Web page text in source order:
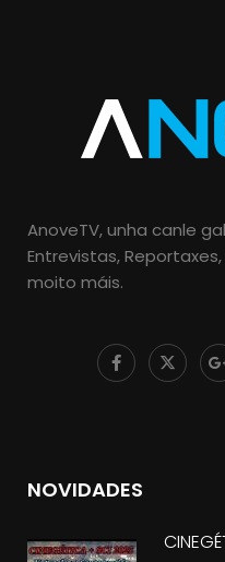
AnoveTV, unha canle
Entrevistas,
moito máis.
NOVIDADES